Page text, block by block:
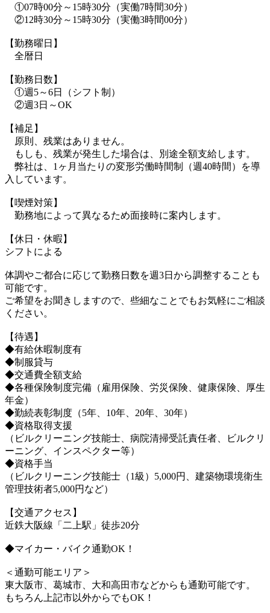
①07時00分～15時30分（実働7時間30分）
②12時30分～15時30分（実働3時間00分）
【勤務曜日】
全暦日
【勤務日数】
①週5～6日（シフト制）
②週3日～OK
【補足】
原則、残業はありません。
もしも、残業が発生した場合は、別途全額支給します。
弊社は、1ヶ月当たりの変形労働時間制（週40時間）を導
入しています。
【喫煙対策】
勤務地によって異なるため面接時に案内します。
【休日・休暇】
シフトによる
体調やご都合に応じて勤務日数を週3日から調整することも
可能です。
ご希望をお聞きしますので、些細なことでもお気軽にご相談
ください。
【待遇】
◆有給休暇制度有
◆制服貸与
◆交通費全額支給
◆各種保険制度完備（雇用保険、労災保険、健康保険、厚生
年金）
◆勤続表彰制度（5年、10年、20年、30年）
◆資格取得支援
（ビルクリーニング技能士、病院清掃受託責任者、ビルクリ
ーニング、インスペクター等）
◆資格手当
（ビルクリーニング技能士（1級）5,000円、建築物環境衛生
管理技術者5,000円など）
【交通アクセス】
近鉄大阪線「二上駅」徒歩20分
◆マイカー・バイク通勤OK！
＜通勤可能エリア＞
東大阪市、葛城市、大和高田市などからも通勤可能です。
もちろん上記市以外からでもOK！